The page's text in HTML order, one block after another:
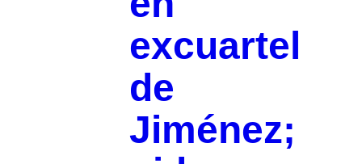
excuartel
de
Jiménez;